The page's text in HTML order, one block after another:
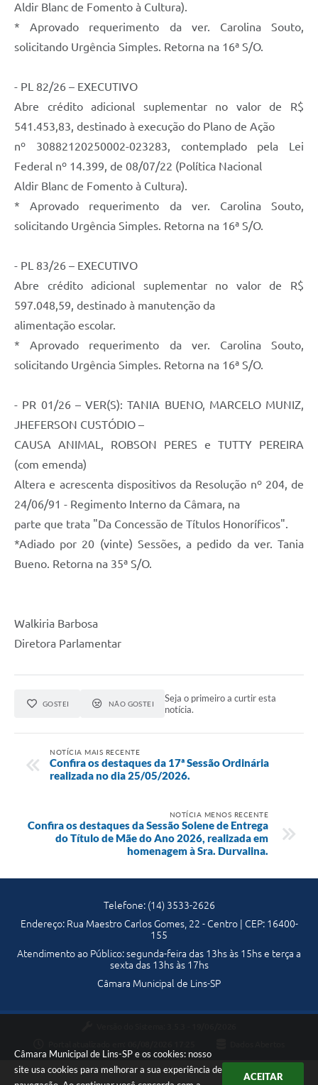
Câmara Municipal de Lins-SP e os cookies: nosso
site usa cookies para melhorar a sua experiência de
ACEITAR
Aldir Blanc de Fomento à Cultura).
* Aprovado requerimento da ver. Carolina Souto,
solicitando Urgência Simples. Retorna na 16ª S/O.
- PL 82/26 – EXECUTIVO
Abre crédito adicional suplementar no valor de R$
541.453,83, destinado à execução do Plano de Ação
nº 30882120250002-023283, contemplado pela Lei
Federal nº 14.399, de 08/07/22 (Política Nacional
Aldir Blanc de Fomento à Cultura).
* Aprovado requerimento da ver. Carolina Souto,
solicitando Urgência Simples. Retorna na 16ª S/O.
- PL 83/26 – EXECUTIVO
Abre crédito adicional suplementar no valor de R$
597.048,59, destinado à manutenção da
alimentação escolar.
* Aprovado requerimento da ver. Carolina Souto,
solicitando Urgência Simples. Retorna na 16ª S/O.
- PR 01/26 – VER(S): TANIA BUENO, MARCELO MUNIZ,
JHEFERSON CUSTÓDIO –
CAUSA ANIMAL, ROBSON PERES e TUTTY PEREIRA
(com emenda)
Altera e acrescenta dispositivos da Resolução nº 204, de
24/06/91 - Regimento Interno da Câmara, na
parte que trata "Da Concessão de Títulos Honoríficos".
*Adiado por 20 (vinte) Sessões, a pedido da ver. Tania
Bueno. Retorna na 35ª S/O.
Walkiria Barbosa
Diretora Parlamentar
GOSTEI NÃO GOSTEI
Seja o primeiro a curtir esta
notícia.
NOTÍCIA MAIS RECENTE
Confira os destaques da 17ª Sessão Ordinária
realizada no dia 25/05/2026.
NOTÍCIA MENOS RECENTE
Confira os destaques da Sessão Solene de Entrega
do Título de Mãe do Ano 2026, realizada em
homenagem à Sra. Durvalina.
Telefone: (14) 3533-2626
Endereço: Rua Maestro Carlos Gomes, 22 - Centro | CEP: 16400-
155
Atendimento ao Público: segunda-feira das 13hs às 15hs e terça a
sexta das 13hs às 17hs
Câmara Municipal de Lins-SP